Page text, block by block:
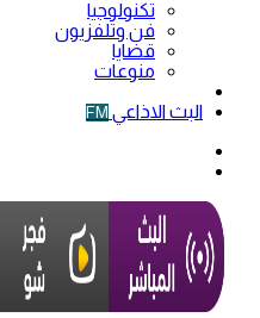
تكنولوجيا
فن وتلفزيون
قضايا
منوعات
البث الاذاعي FM